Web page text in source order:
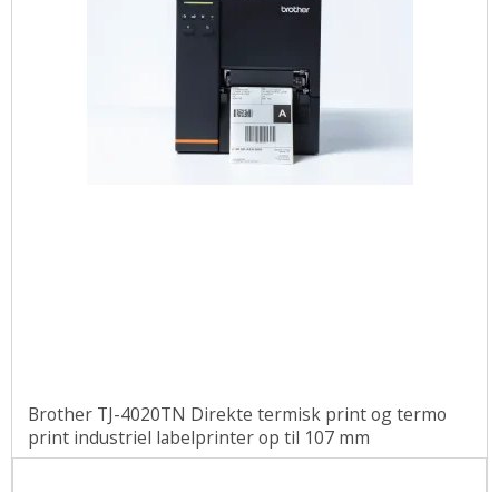
Brother TJ-4020TN Direkte termisk print og termo
print industriel labelprinter op til 107 mm